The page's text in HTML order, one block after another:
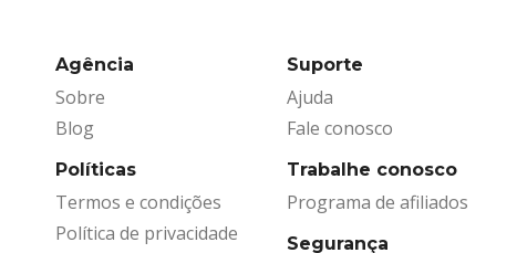
Agência
Sobre
Blog
Políticas
Termos e condições
Política de privacidade
Suporte
Ajuda
Fale conosco
Trabalhe conosco
Programa de afiliados
Segurança